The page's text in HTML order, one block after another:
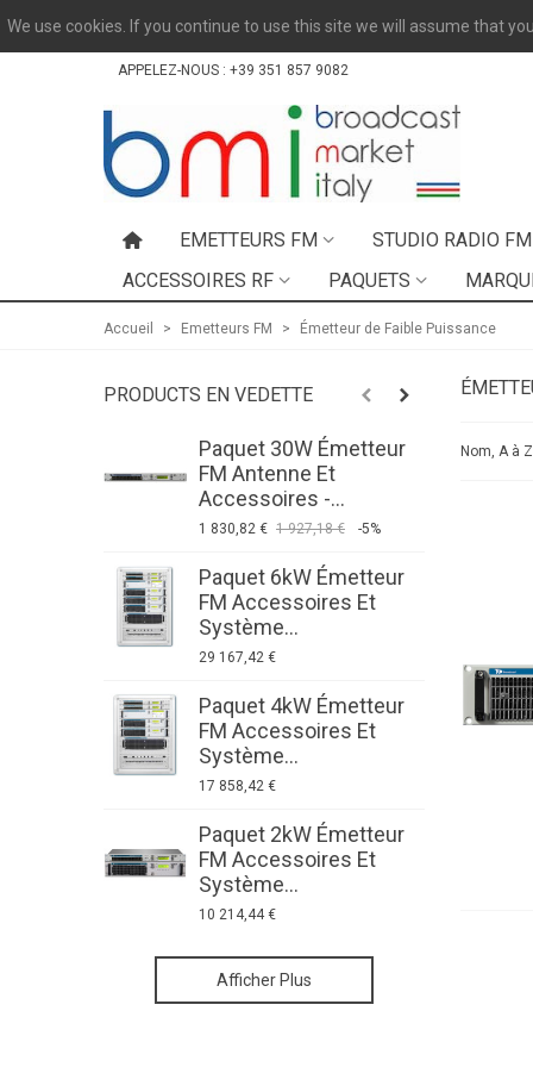
We use cookies. If you continue to use this site we will assume that
APPELEZ-NOUS : +39 351 857 9082
EMETTEURS FM STUDIO RADIO FM
ACCESSOIRES RF
PAQUETS
Accueil > Emetteurs FM > Émetteur de Faible Puissance
PRODUCTS EN VEDETTE
Paquet 30W Émetteur
FM Antenne Et
Accessoires -...
1 830,82 € 1 927,18 € -5%
Paquet 6kW Émetteur
FM Accessoires Et
Système...
29 167,42 €
Paquet 4kW Émetteur
FM Accessoires Et
Système...
17 858,42 €
Paquet 2kW Émetteur
FM Accessoires Et
Système...
10 214,44 €
Afficher Plus
Émetteurs FM de
faible puissance:
Nom, A à Z